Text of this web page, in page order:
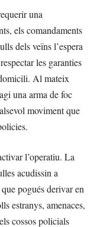
una
els comandaments
dels veïns l’espera
les garanties
Al mateix
una arma de foc
moviment que
l’operatiu. La
acudissin a
pogués derivar en
estranys, amenaces,
cossos policials